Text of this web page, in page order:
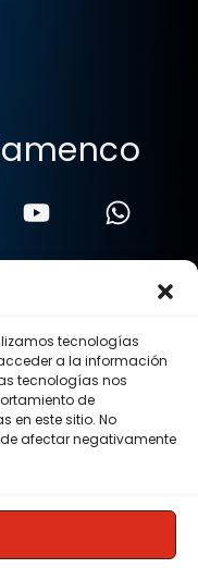
tecnologías
a la información
tecnologías nos
de
en este sitio. No
afectar negativamente
reservados.